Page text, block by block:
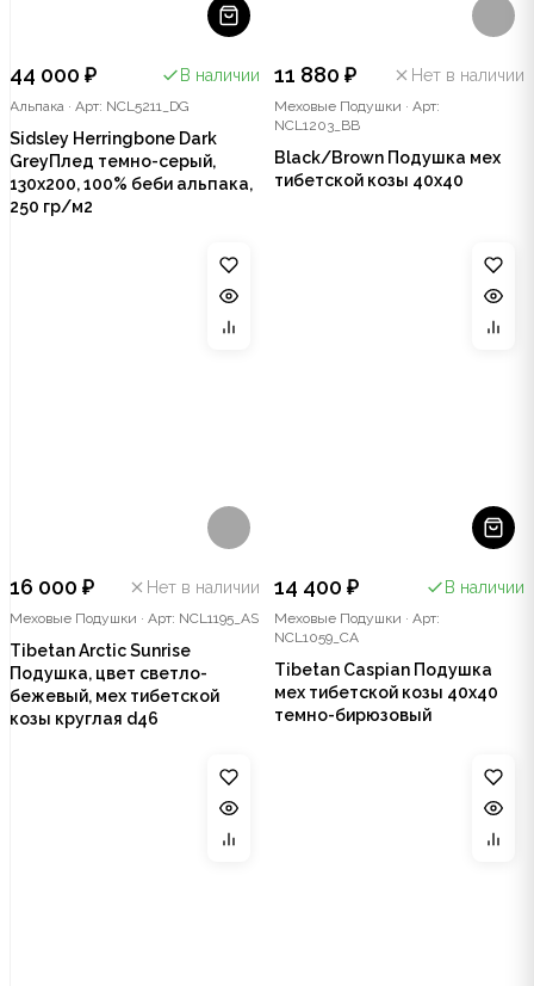
44 000 ₽ В наличии
Альпака · Арт: NCL5211_DG
Sidsley Herringbone Dark
GreyПлед темно-серый,
130х200, 100% беби альпака,
250 гр/м2
11 880 ₽ Нет в наличии
Меховые Подушки · Арт:
NCL1203_BB
Black/Brown Подушка мех
тибетской козы 40x40
16 000 ₽ Нет в наличии
Меховые Подушки · Арт: NCL1195_AS
Tibetan Arctic Sunrise
Подушка, цвет светло-
бежевый, мех тибетской
козы круглая d46
14 400 ₽ В наличии
Меховые Подушки · Арт:
NCL1059_CA
Tibetan Caspian Подушка
мех тибетской козы 40x40
темно-бирюзовый